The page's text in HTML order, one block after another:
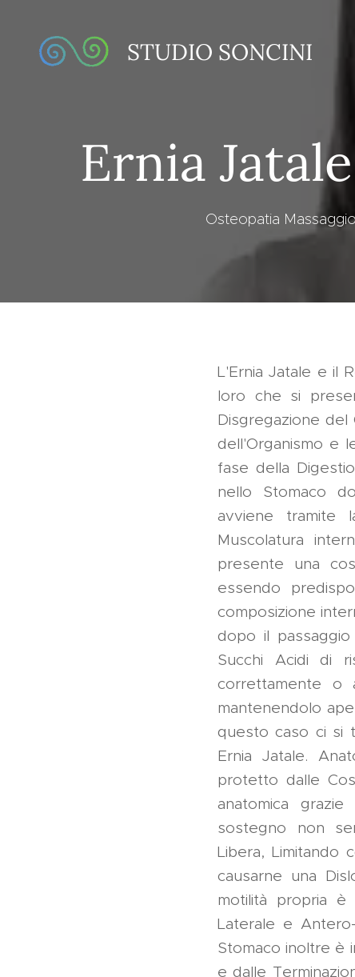
STUDIO SONCINI
Ernia
Osteopatia
L'Ernia Jatale e il
loro che si
Disgregazione
dell'Organismo e
fase della
nello Stomaco
avviene tramite
Muscolatura
presente una
essendo
composizione
dopo il
Succhi Acidi di
correttamente o
mantenendolo
questo caso ci si
Ernia Jatale.
protetto dalle
anatomica
sostegno non
Libera, Limitando
causarne una
motilità propria è
Laterale e
Stomaco inoltre è
e dalle